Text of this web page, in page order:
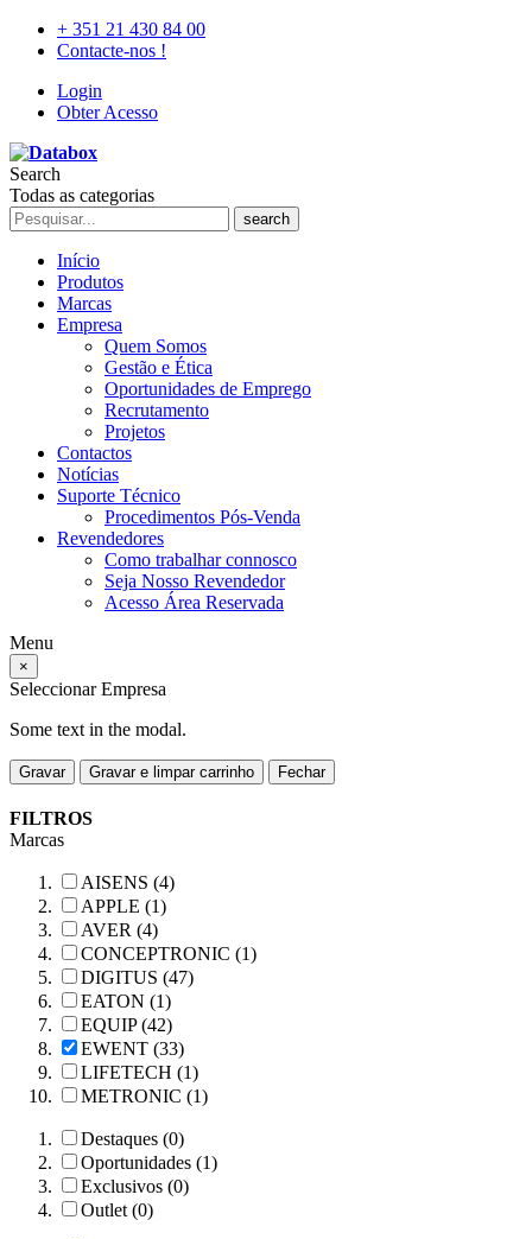
+ 351 21 430 84 00
Contacte-nos !
Login
Obter Acesso
Search
Todas as categorias
search
Início
Produtos
Marcas
Empresa
Quem Somos
Gestão e Ética
Oportunidades de Emprego
Recrutamento
Projetos
Contactos
Notícias
Suporte Técnico
Procedimentos Pós-Venda
Revendedores
Como trabalhar connosco
Seja Nosso Revendedor
Acesso Área Reservada
Menu
×
Seleccionar Empresa
Some text in the modal.
Gravar Gravar e limpar carrinho Fechar
FILTROS
Marcas
AISENS (4)
APPLE (1)
AVER (4)
CONCEPTRONIC (1)
DIGITUS (47)
EATON (1)
EQUIP (42)
EWENT (33)
LIFETECH (1)
METRONIC (1)
Destaques (0)
Oportunidades (1)
Exclusivos (0)
Outlet (0)